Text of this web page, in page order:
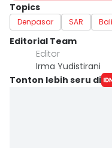
Topics
Denpasar SAR Bali
Editorial Team
Editor
Irma Yudistirani
Tonton lebih seru di